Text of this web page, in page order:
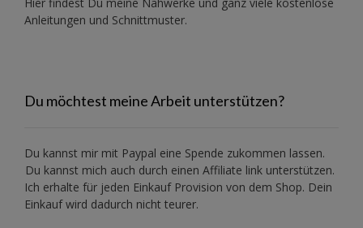
Anleitungen und Schnittmuster.
Du möchtest meine Arbeit unterstützen?
Du kannst mir mit Paypal eine Spende zukommen lassen.
Du kannst mich auch durch einen Affiliate link unterstützen.
Ich erhalte für jeden Einkauf Provision von dem Shop. Dein
Einkauf wird dadurch nicht teurer.